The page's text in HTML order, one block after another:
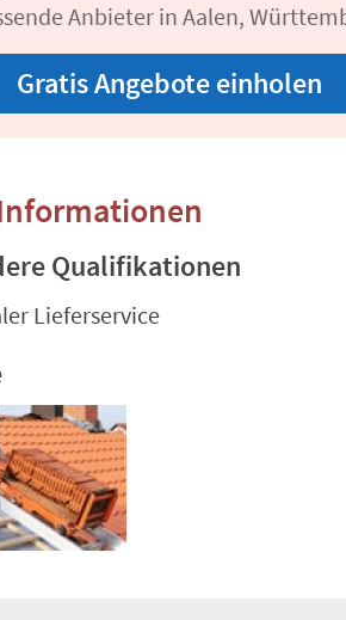
Anbieter in Aalen,
Gratis Angebote einholen
Qualifikationen
Lieferservice